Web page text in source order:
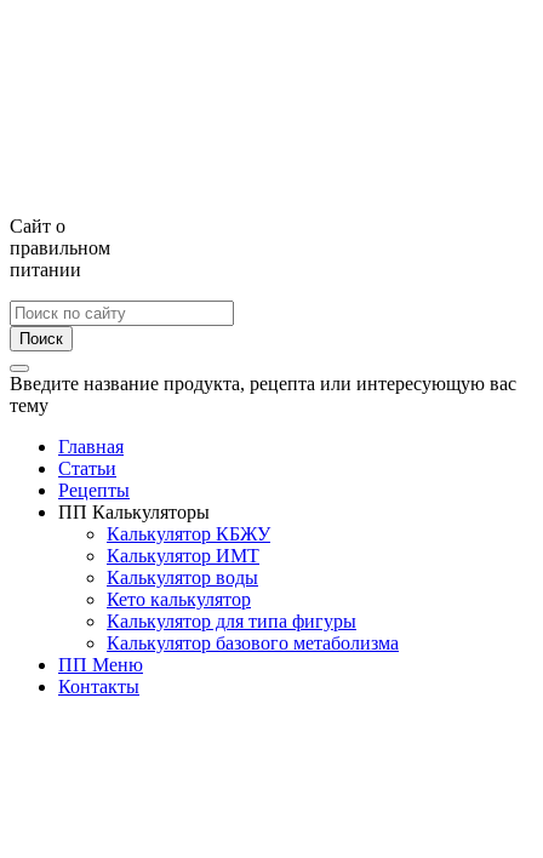
Сайт о
правильном
питании
Поиск
Введите название продукта, рецепта или интересующую вас
тему
Главная
Статьи
Рецепты
ПП Калькуляторы
Калькулятор КБЖУ
Калькулятор ИМТ
Калькулятор воды
Кето калькулятор
Калькулятор для типа фигуры
Калькулятор базового метаболизма
ПП Меню
Контакты